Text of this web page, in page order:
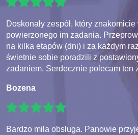
Doskonały zespół, który
powierzonego im zadania.
na kilka etapów (dni) i za każdym
świetnie sobie poradzili z
zadaniem. Serdecznie polecam ten
Bozena
Bardzo mila obsluga. Panowie